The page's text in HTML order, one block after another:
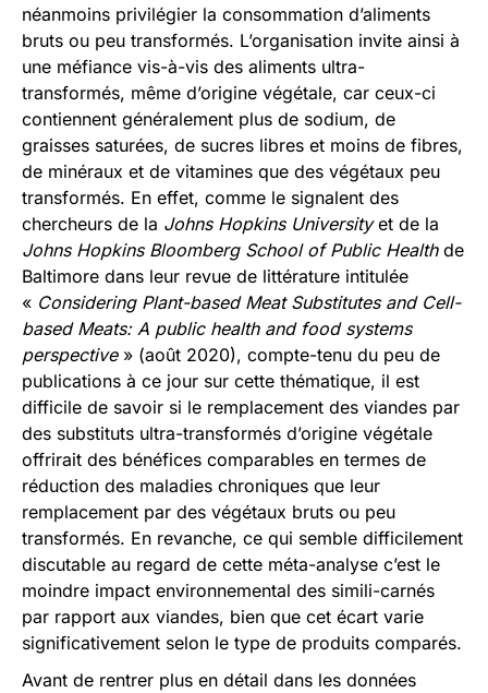
néanmoins privilégier la consommation d’aliments
bruts ou peu transformés. L’organisation invite ainsi à
une méfiance vis-à-vis des aliments ultra-
transformés, même d’origine végétale, car ceux-ci
contiennent généralement plus de sodium, de
graisses saturées, de sucres libres et moins de fibres,
de minéraux et de vitamines que des végétaux peu
transformés. En effet, comme le signalent des
chercheurs de la Johns Hopkins Universityet de la
Johns Hopkins Bloomberg School of Public Healthde
Baltimore dans leur revue de littérature intitulée
« Considering Plant-based Meat Substitutes and Cell-
based Meats: A public health and food systems
perspective» (août 2020), compte-tenu du peu de
publications à ce jour sur cette thématique, il est
difficile de savoir si le remplacement des viandes par
des substituts ultra-transformés d’origine végétale
offrirait des bénéfices comparables en termes de
réduction des maladies chroniques que leur
remplacement par des végétaux bruts ou peu
transformés. En revanche, ce qui semble difficilement
discutable au regard de cette méta-analyse c’est le
moindre impact environnemental des simili-carnés
par rapport aux viandes, bien que cet écart varie
significativement selon le type de produits comparés.
Avant de rentrer plus en détail dans les données